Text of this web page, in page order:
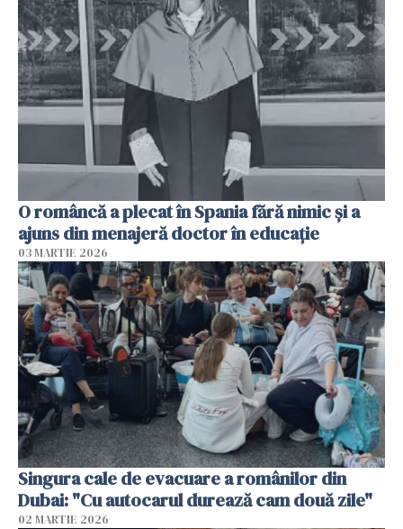
O româncă a plecat în Spania fără nimic și a
ajuns din menajeră doctor în educație
03 MARTIE 2026
Singura cale de evacuare a românilor din
Dubai: "Cu autocarul durează cam două zile"
02 MARTIE 2026